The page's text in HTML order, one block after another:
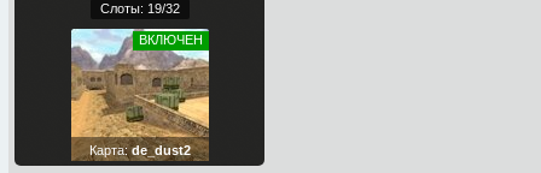
Слоты: 19/32
ВКЛЮЧЕН
Карта:de_dust2